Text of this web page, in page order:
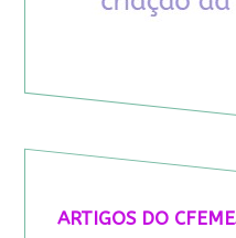
ARTIGOS DO